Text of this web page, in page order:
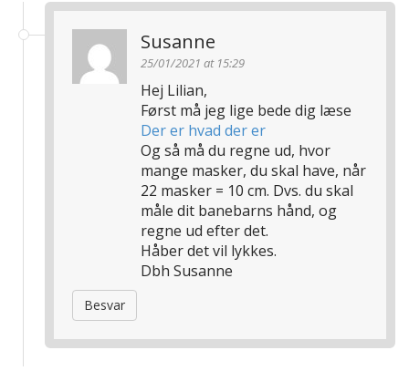
Susanne
25/01/2021 at 15:29
Hej Lilian,
Først må jeg lige bede dig læse
Der er hvad der er
Og så må du regne ud, hvor
mange masker, du skal have, når
22 masker = 10 cm. Dvs. du skal
måle dit banebarns hånd, og
regne ud efter det.
Håber det vil lykkes.
Dbh Susanne
Besvar